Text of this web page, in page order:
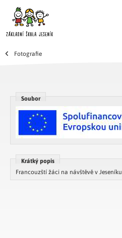
Fotografie
Soubor
Krátký popis
Francouzští žáci na návštěvě v Jeseníku